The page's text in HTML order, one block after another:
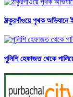
ঠাকুরগাঁওয়ে পৃথক অভিযানে
পুলিশি হেফাজত থেকে